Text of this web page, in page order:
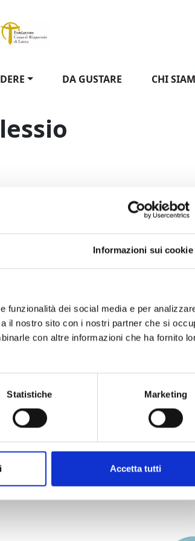
Informazioni sui cookie
funzionalità dei social media e per
il nostro sito con i nostri partner che si
con altre informazioni che ha fornito
Statistiche Marketing
Accetta tutti
DA GUSTARE CHI
di danza, il
i più
Comune:
Tipologia evento: